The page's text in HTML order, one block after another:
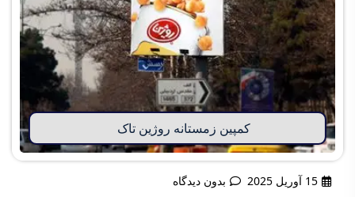
کمپین زمستانه روژین تاک
15 آوریل 2025 بدون دیدگاه